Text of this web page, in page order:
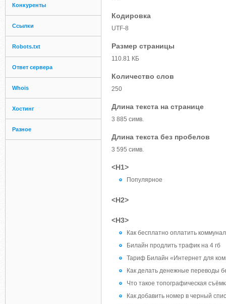
Конкуренты
Ссылки
Robots.txt
Ответ сервера
Whois
Хостинг
Разное
Кодировка
UTF-8
Размер страницы
110.81 КБ
Количество слов
250
Длина текста на странице
3 885 симв.
Длина текста без пробелов
3 595 симв.
<H1>
Популярное
<H2>
<H3>
Как бесплатно оплатить
Билайн продлить трафик на 4 гб
Тариф Билайн «Интернет для
Как делать денежные переводы
Что такое топографическая
Как добавить номер в черный